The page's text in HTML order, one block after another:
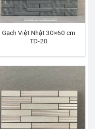
Gạch Việt Nhật 30×60 cm
TD-20